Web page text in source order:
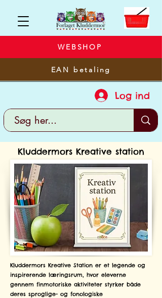
WEBSHOP
EAN betaling
Log ind
Kluddermors Kreative station
Kluddermors Kreative Station er et legende og
inspirerende læringsrum, hvor eleverne
gennem finmotoriske aktiviteter styrker både
deres sproglige- og fonologiske